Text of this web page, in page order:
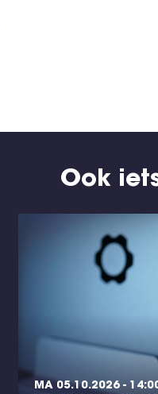
Ook
MA 05.10.2026 -